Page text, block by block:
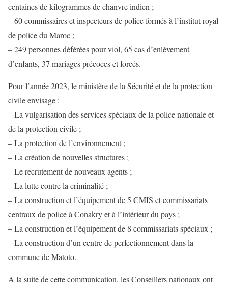
centaines de kilogrammes de chanvre indien ;
– 60 commissaires et inspecteurs de police formés à l’institut royal
de police du Maroc ;
– 249 personnes déférées pour viol, 65 cas d’enlèvement
d’enfants, 37 mariages précoces et forcés.
Pour l’année 2023, le ministère de la Sécurité et de la protection
civile envisage :
– La vulgarisation des services spéciaux de la police nationale et
de la protection civile ;
– La protection de l’environnement ;
– La création de nouvelles structures ;
– Le recrutement de nouveaux agents ;
– La lutte contre la criminalité ;
– La construction et l’équipement de 5 CMIS et commissariats
centraux de police à Conakry et à l’intérieur du pays ;
– La construction et l’équipement de 8 commissariats spéciaux ;
– La construction d’un centre de perfectionnement dans la
commune de Matoto.
A la suite de cette communication, les Conseillers nationaux ont